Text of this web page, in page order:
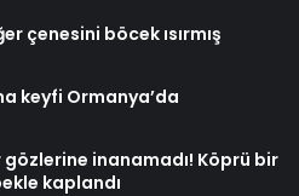
çenesini böcek ısırmış
keyfi Ormanya’da
inanamadı! Köprü bir
kaplandı